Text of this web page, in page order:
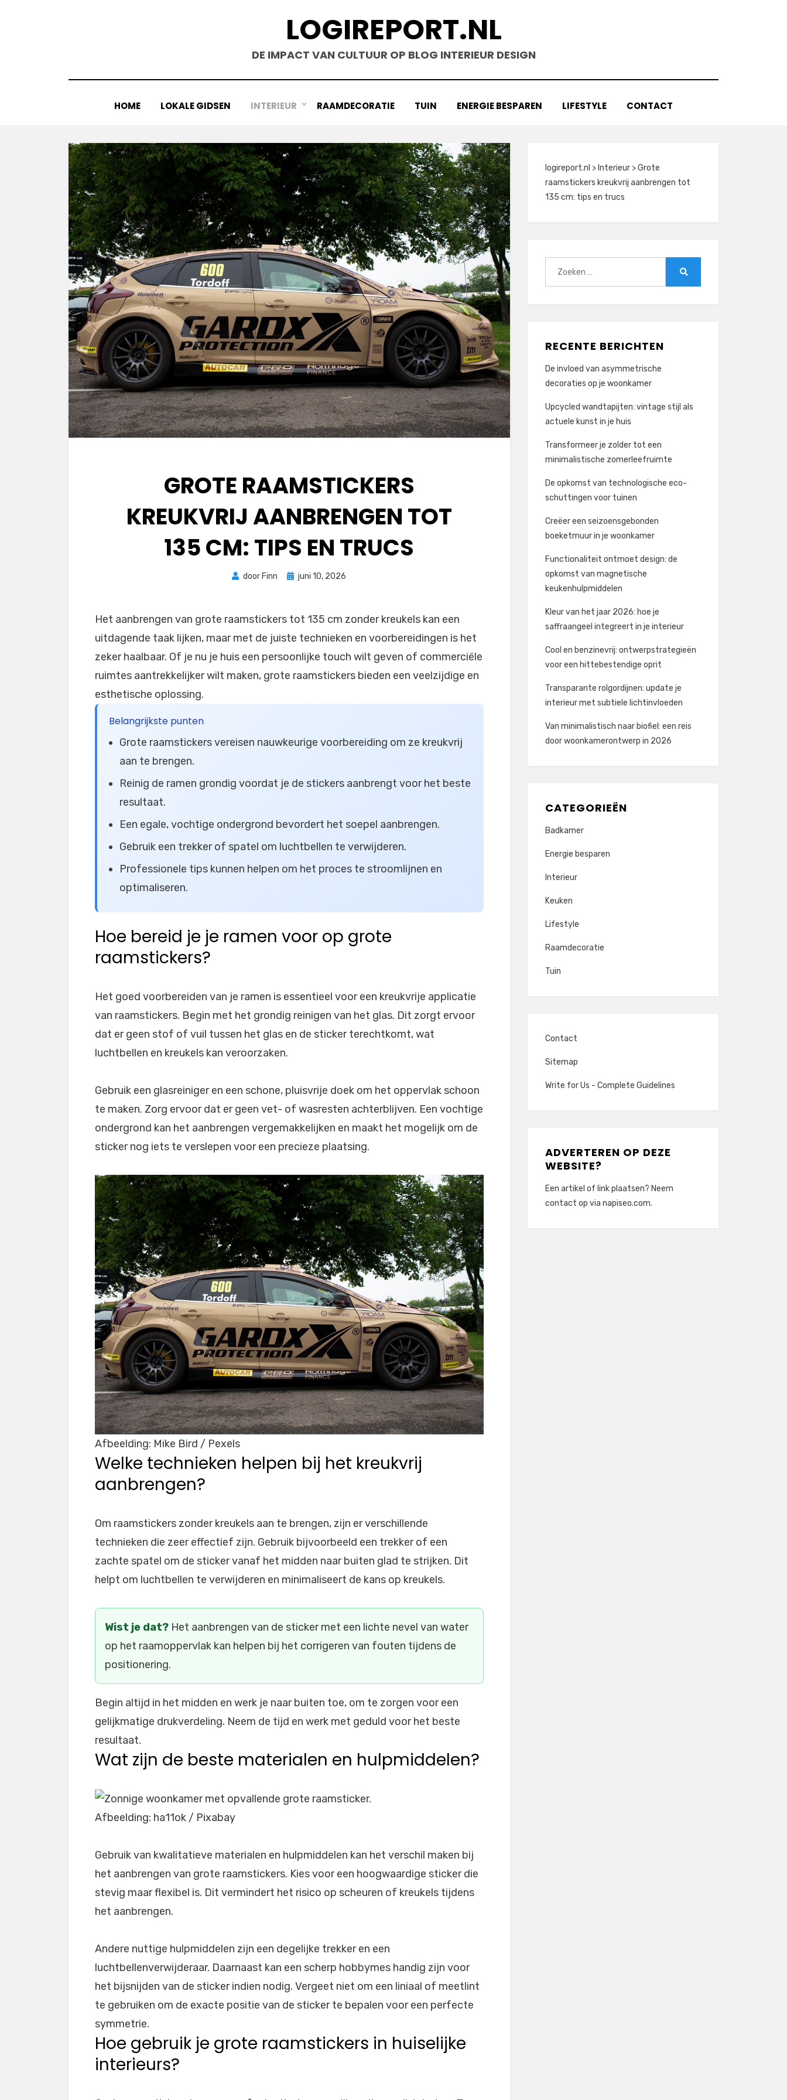
LOGIREPORT.NL
DE IMPACT VAN CULTUUR OP BLOG INTERIEUR DESIGN
HOME LOKALE GIDSEN INTERIEUR RAAMDECORATIE TUIN ENERGIE BESPAREN LIFESTYLE CONTACT
GROTE RAAMSTICKERS
KREUKVRIJ AANBRENGEN TOT
135 CM: TIPS EN TRUCS
door Finn
Geplaatst
juni 10, 2026
Het aanbrengen van grote raamstickers tot 135 cm zonder kreukels kan een
uitdagende taak lijken, maar met de juiste technieken en voorbereidingen is het
zeker haalbaar. Of je nu je huis een persoonlijke touch wilt geven of commerciële
ruimtes aantrekkelijker wilt maken, grote raamstickers bieden een veelzijdige en
esthetische oplossing.
Belangrijkste punten
Grote raamstickers vereisen nauwkeurige voorbereiding om ze kreukvrij
aan te brengen.
Reinig de ramen grondig voordat je de stickers aanbrengt voor het beste
resultaat.
Een egale, vochtige ondergrond bevordert het soepel aanbrengen.
Gebruik een trekker of spatel om luchtbellen te verwijderen.
Professionele tips kunnen helpen om het proces te stroomlijnen en
optimaliseren.
Hoe bereid je je ramen voor op grote
raamstickers?
Het goed voorbereiden van je ramen is essentieel voor een kreukvrije applicatie
van raamstickers. Begin met het grondig reinigen van het glas. Dit zorgt ervoor
dat er geen stof of vuil tussen het glas en de sticker terechtkomt, wat
luchtbellen en kreukels kan veroorzaken.
Gebruik een glasreiniger en een schone, pluisvrije doek om het oppervlak schoon
te maken. Zorg ervoor dat er geen vet- of wasresten achterblijven. Een vochtige
ondergrond kan het aanbrengen vergemakkelijken en maakt het mogelijk om de
sticker nog iets te verslepen voor een precieze plaatsing.
Afbeelding: Mike Bird / Pexels
Welke technieken helpen bij het kreukvrij
aanbrengen?
Om raamstickers zonder kreukels aan te brengen, zijn er verschillende
technieken die zeer effectief zijn. Gebruik bijvoorbeeld een trekker of een
zachte spatel om de sticker vanaf het midden naar buiten glad te strijken. Dit
helpt om luchtbellen te verwijderen en minimaliseert de kans op kreukels.
Wist je dat? Het aanbrengen van de sticker met een lichte nevel van water
op het raamoppervlak kan helpen bij het corrigeren van fouten tijdens de
positionering.
Begin altijd in het midden en werk je naar buiten toe, om te zorgen voor een
gelijkmatige drukverdeling. Neem de tijd en werk met geduld voor het beste
resultaat.
Wat zijn de beste materialen en hulpmiddelen?
Afbeelding: ha11ok / Pixabay
Gebruik van kwalitatieve materialen en hulpmiddelen kan het verschil maken bij
het aanbrengen van grote raamstickers. Kies voor een hoogwaardige sticker die
stevig maar flexibel is. Dit vermindert het risico op scheuren of kreukels tijdens
het aanbrengen.
Andere nuttige hulpmiddelen zijn een degelijke trekker en een
luchtbellenverwijderaar. Daarnaast kan een scherp hobbymes handig zijn voor
het bijsnijden van de sticker indien nodig. Vergeet niet om een liniaal of meetlint
te gebruiken om de exacte positie van de sticker te bepalen voor een perfecte
symmetrie.
Hoe gebruik je grote raamstickers in huiselijke
interieurs?
logireport.nl > Interieur>Grote
raamstickers kreukvrij aanbrengen tot
135 cm: tips en trucs
RECENTE BERICHTEN
De invloed van asymmetrische
decoraties op je woonkamer
Upcycled wandtapijten: vintage stijl als
actuele kunst in je huis
Transformeer je zolder tot een
minimalistische zomerleefruimte
De opkomst van technologische eco-
schuttingen voor tuinen
Creëer een seizoensgebonden
boeketmuur in je woonkamer
Functionaliteit ontmoet design: de
opkomst van magnetische
keukenhulpmiddelen
Kleur van het jaar 2026: hoe je
saffraangeel integreert in je interieur
Cool en benzinevrij: ontwerpstrategieën
voor een hittebestendige oprit
Transparante rolgordijnen: update je
interieur met subtiele lichtinvloeden
Van minimalistisch naar biofiel: een reis
door woonkamerontwerp in 2026
CATEGORIEËN
Badkamer
Energie besparen
Interieur
Keuken
Lifestyle
Raamdecoratie
Tuin
Contact
Sitemap
Write for Us - Complete Guidelines
ADVERTEREN OP DEZE
WEBSITE?
Een artikel of link plaatsen? Neem
contact op via napiseo.com.